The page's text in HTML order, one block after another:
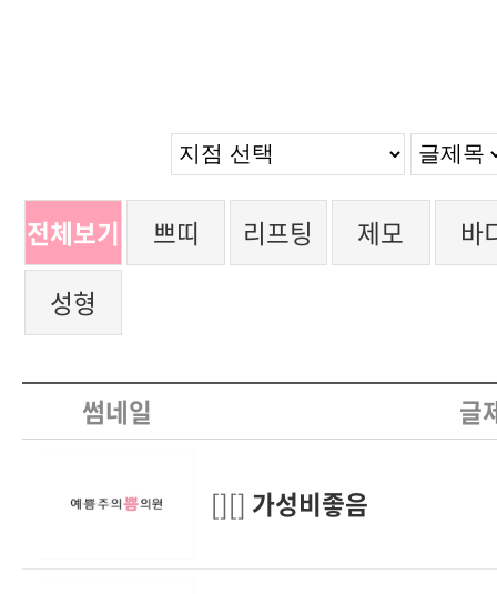
전체보기 쁘띠 리프팅 제모
바
성형
썸네일 글
[][] 가성비좋음